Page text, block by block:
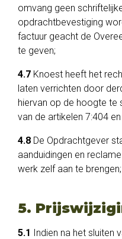
omvang geen
opdrachtbevestiging
factuur geacht de
te geven;
4.7 Knoest heeft het
laten verrichten door
hiervan op de hoogte te
van de artikelen 7:404
4.8 De Opdrachtgever
aanduidingen en
werk zelf aan te brengen;
5.
5.1 Indien na het sluiten